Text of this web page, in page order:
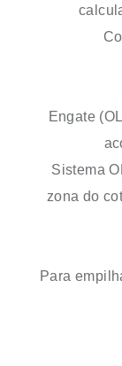
Engate
Sistema
zona do
Para